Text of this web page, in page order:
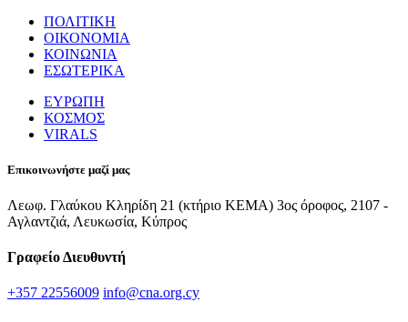
ΠΟΛΙΤΙΚΗ
ΟΙΚΟΝΟΜΙΑ
ΚΟΙΝΩΝΙΑ
ΕΣΩΤΕΡΙΚΑ
ΕΥΡΩΠΗ
ΚΟΣΜΟΣ
VIRALS
Επικοινωνήστε μαζί μας
Λεωφ. Γλαύκου Κληρίδη 21 (κτήριο ΚΕΜΑ) 3ος όροφος, 2107 -
Αγλαντζιά, Λευκωσία, Κύπρος
Γραφείο Διευθυντή
+357 22556009 info@cna.org.cy